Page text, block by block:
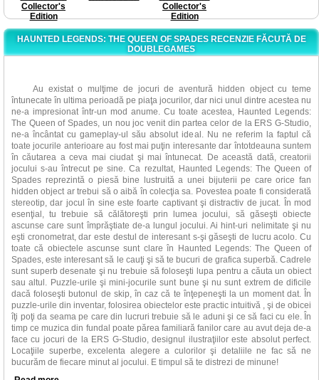
Collector's
Edition
Collector's
Edition
HAUNTED LEGENDS: THE QUEEN OF SPADES RECENZIE FĂCUTĂ DE
DOUBLEGAMES
Au existat o mulţime de jocuri de aventură hidden object cu teme
întunecate în ultima perioadă pe piaţa jocurilor, dar nici unul dintre acestea nu
ne-a impresionat într-un mod anume. Cu toate acestea, Haunted Legends:
The Queen of Spades, un nou joc venit din partea celor de la ERS G-Studio,
ne-a încântat cu gameplay-ul său absolut ideal. Nu ne referim la faptul că
toate jocurile anterioare au fost mai puţin interesante dar întotdeauna suntem
în căutarea a ceva mai ciudat şi mai întunecat. De această dată, creatorii
jocului s-au întrecut pe sine. Ca rezultat, Haunted Legends: The Queen of
Spades reprezintă o piesă bine lustruită a unei bijuterii pe care orice fan
hidden object ar trebui să o aibă în colecţia sa. Povestea poate fi considerată
stereotip, dar jocul în sine este foarte captivant şi distractiv de jucat. În mod
esenţial, tu trebuie să călătoreşti prin lumea jocului, să găseşti obiecte
ascunse care sunt împrăştiate de-a lungul jocului. Ai hint-uri nelimitate şi nu
eşti cronometrat, dar este destul de interesant s-şi găseşti de lucru acolo. Cu
toate că obiectele ascunse sunt clare în Haunted Legends: The Queen of
Spades, este interesant să le cauţi şi să te bucuri de grafica superbă. Cadrele
sunt superb desenate şi nu trebuie să foloseşti lupa pentru a căuta un obiect
sau altul. Puzzle-urile şi mini-jocurile sunt bune şi nu sunt extrem de dificile
dacă foloseşti butonul de skip, în caz că te înţepeneşti la un moment dat. În
puzzle-urile din inventar, folosirea obiectelor este practic intuitivă , şi de obicei
îţi poţi da seama pe care din lucruri trebuie să le aduni şi ce să faci cu ele. În
timp ce muzica din fundal poate părea familiară fanilor care au avut deja de-a
face cu jocuri de la ERS G-Studio, designul ilustraţiilor este absolut perfect.
Locaţiile superbe, excelenta alegere a culorilor şi detaliile ne fac să ne
bucurăm de fiecare minut al jocului. E timpul să te distrezi de minune!